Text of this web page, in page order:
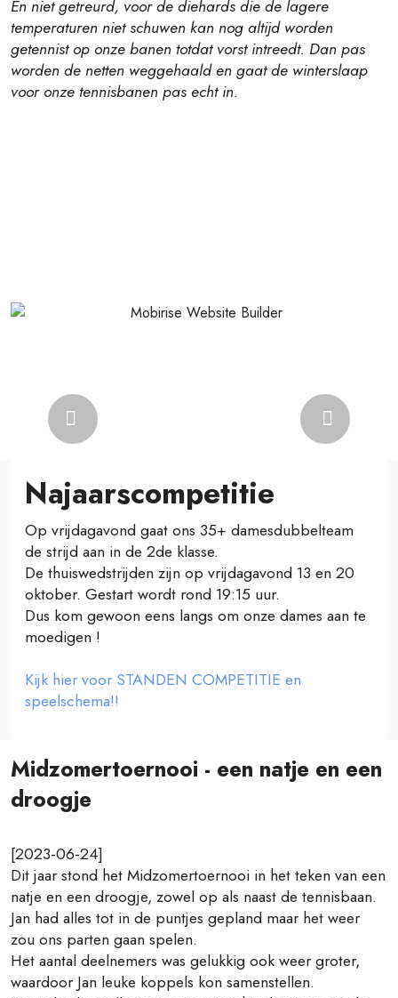
En niet getreurd, voor de diehards die de lagere
temperaturen niet schuwen kan nog altijd worden
getennist op onze banen totdat vorst intreedt. Dan pas
worden de netten weggehaald en gaat de winterslaap
voor onze tennisbanen pas echt in.
Previous Next
Najaarscompetitie
Op vrijdagavond gaat ons 35+ damesdubbelteam
de strijd aan in de 2de klasse.
De thuiswedstrijden zijn op vrijdagavond 13 en 20
oktober. Gestart wordt rond 19:15 uur.
Dus kom gewoon eens langs om onze dames aan te
moedigen !
Kijk hier voor STANDEN COMPETITIE en
speelschema!!
Midzomertoernooi - een natje en een
droogje
[2023-06-24]
Dit jaar stond het Midzomertoernooi in het teken van een
natje en een droogje, zowel op als naast de tennisbaan.
Jan had alles tot in de puntjes gepland maar het weer
zou ons parten gaan spelen.
Het aantal deelnemers was gelukkig ook weer groter,
waardoor Jan leuke koppels kon samenstellen.